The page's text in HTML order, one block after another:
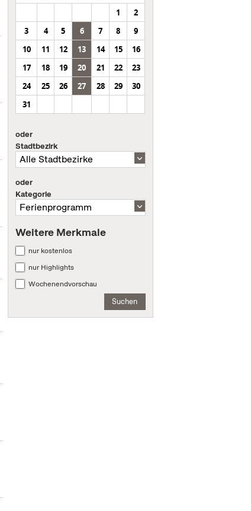
1
2
3
4 5 6 7 8
9
10
11 12 13 14 15
16
17
18 19 20 21 22
23
24
25 26 27 28 29
30
31
oder
Stadtbezirk
oder
Kategorie
Weitere Merkmale
nur kostenlos
nur Highlights
Wochenendvorschau
Suchen